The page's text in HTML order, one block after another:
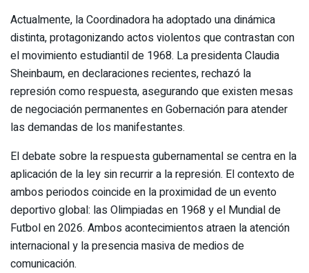
Actualmente, la Coordinadora ha adoptado una dinámica
distinta, protagonizando actos violentos que contrastan con
el movimiento estudiantil de 1968. La presidenta Claudia
Sheinbaum, en declaraciones recientes, rechazó la
represión como respuesta, asegurando que existen mesas
de negociación permanentes en Gobernación para atender
las demandas de los manifestantes.
El debate sobre la respuesta gubernamental se centra en la
aplicación de la ley sin recurrir a la represión. El contexto de
ambos periodos coincide en la proximidad de un evento
deportivo global: las Olimpiadas en 1968 y el Mundial de
Futbol en 2026. Ambos acontecimientos atraen la atención
internacional y la presencia masiva de medios de
comunicación.